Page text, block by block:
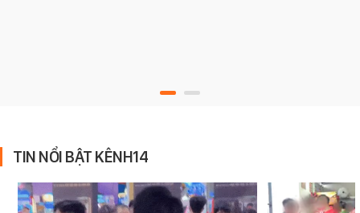
TIN NỔI BẬT KÊNH14